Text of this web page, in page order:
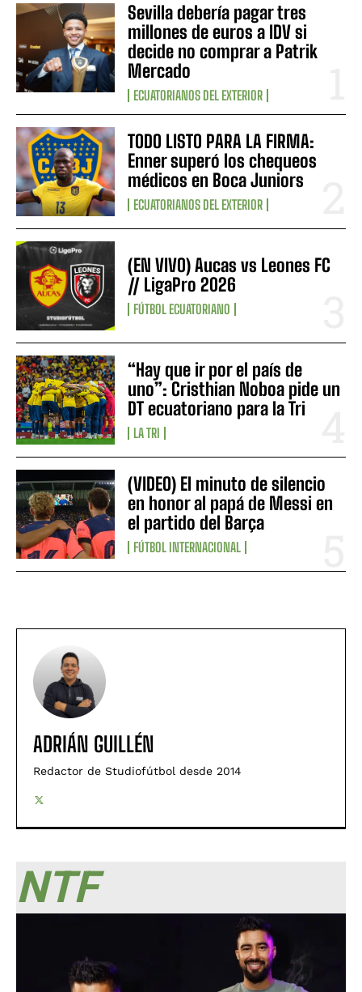
Sevilla debería pagar tres
millones de euros a IDV si
decide no comprar a Patrik
Mercado
ECUATORIANOS DEL EXTERIOR
TODO LISTO PARA LA FIRMA:
Enner superó los chequeos
médicos en Boca Juniors
ECUATORIANOS DEL EXTERIOR
(EN VIVO) Aucas vs Leones FC
// LigaPro 2026
FÚTBOL ECUATORIANO
“Hay que ir por el país de
uno”: Cristhian Noboa pide un
DT ecuatoriano para la Tri
LA TRI
(VIDEO) El minuto de silencio
en honor al papá de Messi en
el partido del Barça
FÚTBOL INTERNACIONAL
ADRIÁN GUILLÉN
Redactor de Studiofútbol desde 2014
NTF